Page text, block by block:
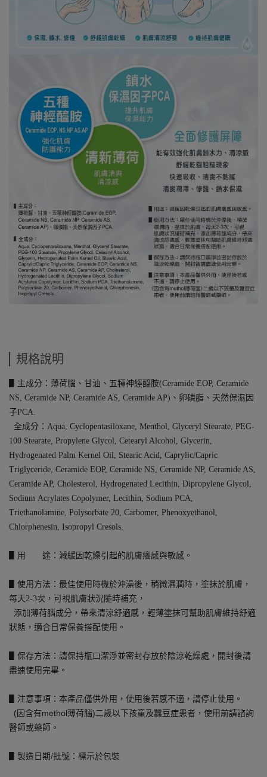
規格說明
▋主成分：薄荷腦、甘油、五種神經醯胺(Ceramide EOP, Ceramide
NS, Ceramide NP, Ceramide AS, Ceramide AP)、卵磷脂、天然保濕因
子PCA.
全成分：Aqua, Cyclopentasiloxane, Menthol, Glyceryl Stearate, PEG-
100 Stearate, Propylene Glycol, Cetearyl Alcohol, Glycerin,
Hydrogenated Palm Kernel Oil, Stearic Acid, Caprylic/Capric
Triglyceride, Ceramide EOP, Ceramide NS, Ceramide NP, Ceramide AS,
Ceramide AP, Cholesterol, Hydrogenated Lecithin, Dipropylene Glycol,
Sodium Acrylates Copolymer, Lecithin, Sodium PCA,
Triethanolamine, Polysorbate 20, Carbomer, Phenoxyethanol,
Chlorphenesin, Isopropyl Cresols.
▋用 途：減緩因乾燥引起的肌膚癢感與敏感。
▋使用方法：最佳使用時機於沖澡後，稍微濕潤時，塗抹於肌膚，
每天2-3次，可視肌膚狀況隨時補充，
添加薄荷腦成分，帶來清涼舒適感，輕薄塗抹可幫助肌膚維持舒適
狀態，適合日常保養搭配使用 。
▋保存方法：請保持瓶口潔淨並密封存放於陰涼乾燥處，開封後請
盡速使用完畢。
▋注意事項：本產品僅供外用，使用後若感不適，請停止使用。
(因含有methol薄荷腦)二歲以下孩童及蠶豆症患者，使用前請諮詢
醫師或藥師。
▋製造日期/批號：標示於包裝